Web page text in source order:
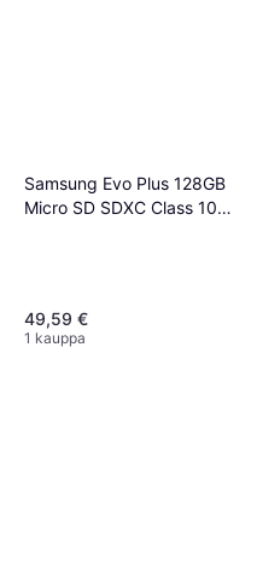
Samsung Evo Plus 128GB
Micro SD SDXC Class 10
49,59 €
1 kauppa